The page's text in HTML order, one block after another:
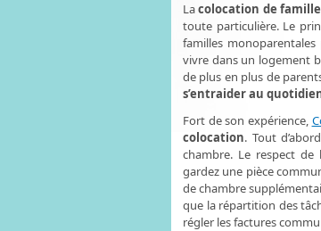
Lacolocation de
toute particulière. Le
familles monoparentales
vivre dans un logement
de plus en plus de
s’entraider au
Fort de son expérience,
colocation. Tout
chambre. Le respect de
gardez une pièce
de chambre
que la répartition des
régler les factures